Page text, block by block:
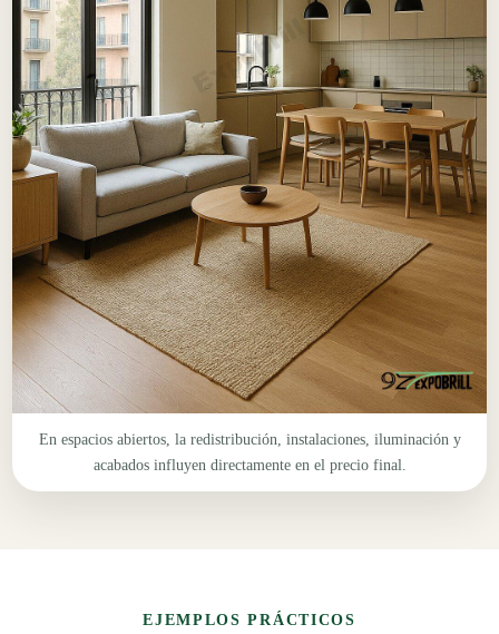
En espacios abiertos, la redistribución, instalaciones, iluminación y
acabados influyen directamente en el precio final.
EJEMPLOS PRÁCTICOS